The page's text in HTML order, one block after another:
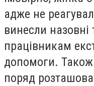
адже не
винесли назовні
працівникам
допомоги.
поряд